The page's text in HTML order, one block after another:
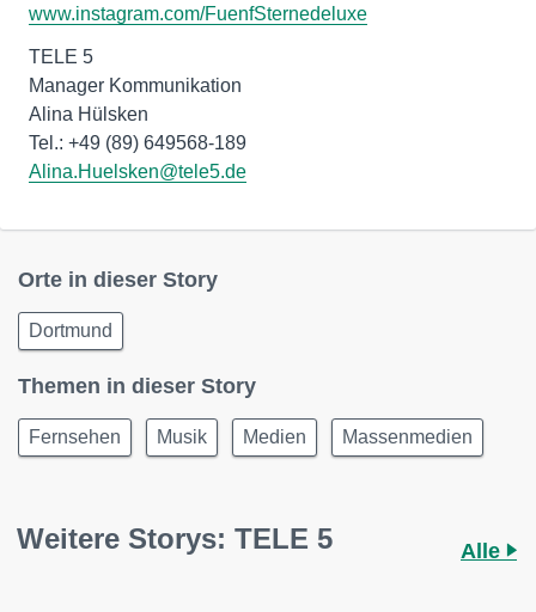
www.instagram.com/FuenfSternedeluxe
TELE 5
Manager Kommunikation
Alina Hülsken
Alina.Huelsken@tele5.de
Orte in dieser Story
Dortmund
Themen in dieser Story
Fernsehen Musik Medien Massenmedien
Weitere Storys: TELE 5 Alle